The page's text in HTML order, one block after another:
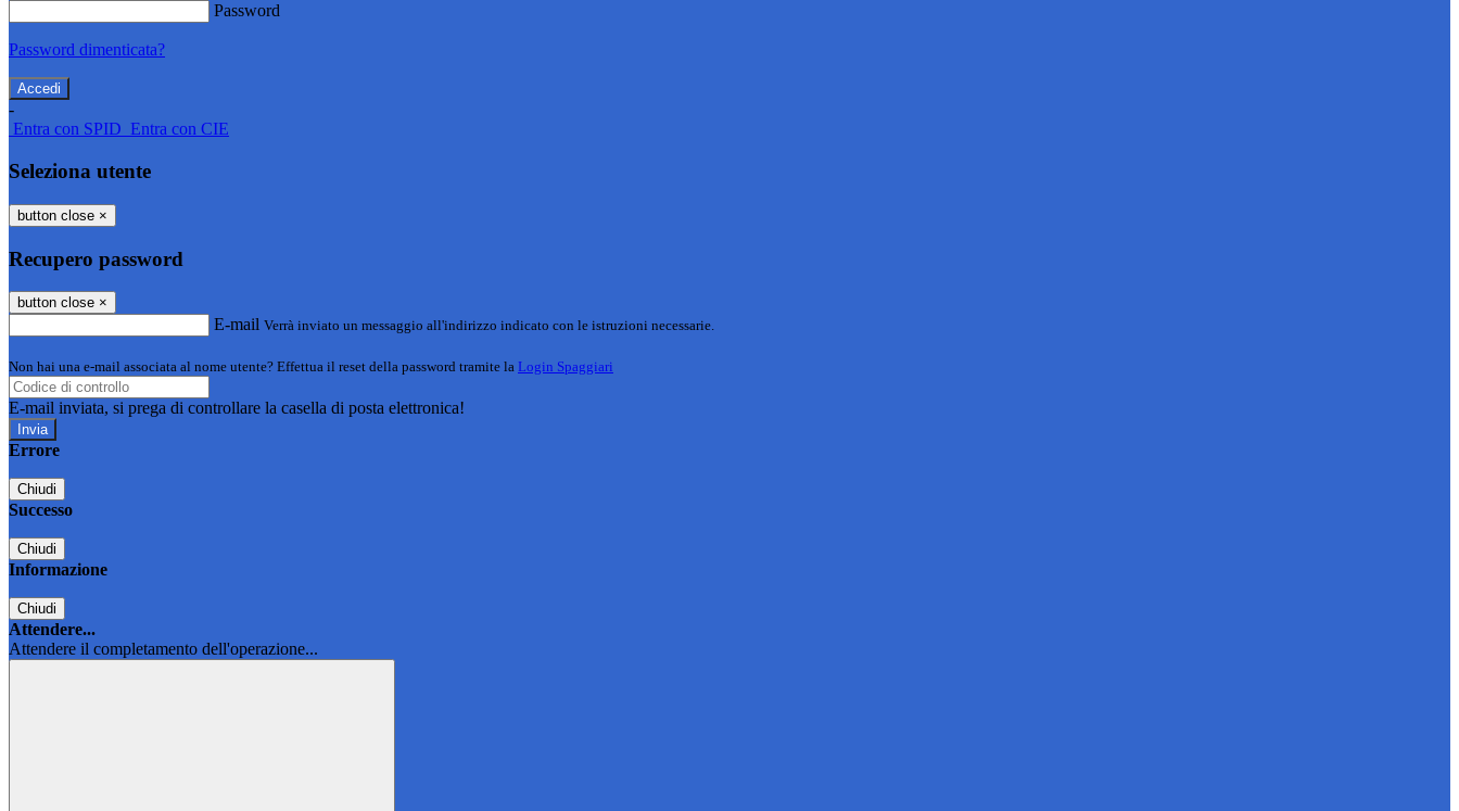
Password
Password dimenticata?
-
Entra con SPID Entra con CIE
Seleziona utente
button close ×
Recupero password
button close ×
E-mail Verrà inviato un messaggio all'indirizzo indicato con le istruzioni necessarie.
Non hai una e-mail associata al nome utente? Effettua il reset della password tramite la Login Spaggiari
E-mail inviata, si prega di controllare la casella di posta elettronica!
Errore
Chiudi
Successo
Chiudi
Informazione
Chiudi
Attendere...
Attendere il completamento dell'operazione...